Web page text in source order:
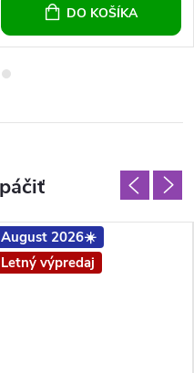
DO KOŠÍKA
August 2026☀️
Letný výpredaj